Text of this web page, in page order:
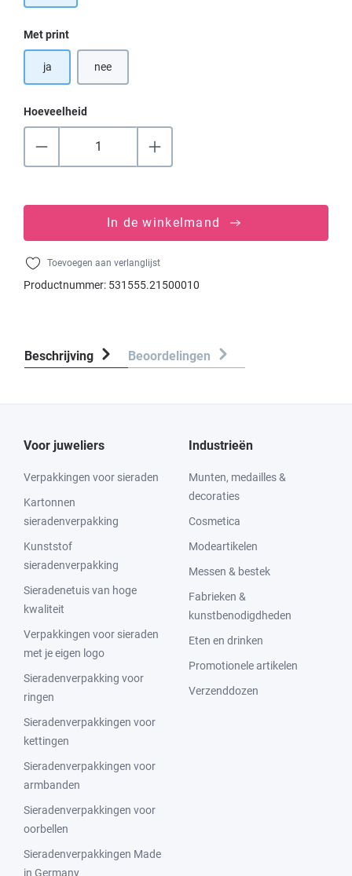
Selecteer
Met print
ja nee
Hoeveelheid
In de winkelmand
Toevoegen aan verlanglijst
Productnummer: 531555.21500010
Beschrijving Beoordelingen
Voor juweliers
Verpakkingen voor sieraden
Kartonnen
sieradenverpakking
Kunststof
sieradenverpakking
Sieradenetuis van hoge
kwaliteit
Verpakkingen voor sieraden
met je eigen logo
Sieradenverpakking voor
ringen
Sieradenverpakkingen voor
kettingen
Sieradenverpakkingen voor
armbanden
Sieradenverpakkingen voor
oorbellen
Sieradenverpakkingen Made
in Germany
Industrieën
Munten, medailles &
decoraties
Cosmetica
Modeartikelen
Messen & bestek
Fabrieken &
kunstbenodigdheden
Eten en drinken
Promotionele artikelen
Verzenddozen